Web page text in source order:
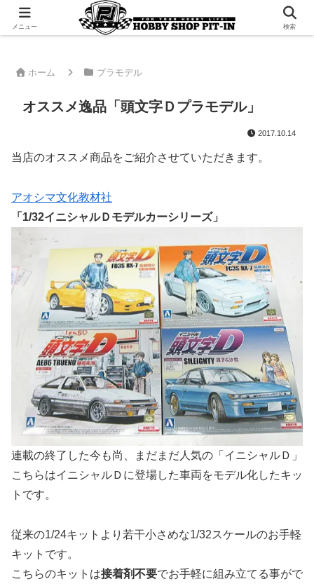
千葉県君津市でラジコンやプラモデルを販売。 ピットインのウェブサイトです
ホーム プラモデル
オススメ逸品「頭文字Ｄプラモデル」
2017.10.14
当店のオススメ商品をご紹介させていただきます。
アオシマ文化教材社
「1/32イニシャルＤモデルカーシリーズ」
連載の終了した今も尚、まだまだ人気の「イニシャルＤ」
こちらはイニシャルＤに登場した車両をモデル化したキッ
トです。
従来の1/24キットより若干小さめな1/32スケールのお手軽
キットです。
こちらのキットは接着剤不要でお手軽に組み立てる事がで
メニュー 検索